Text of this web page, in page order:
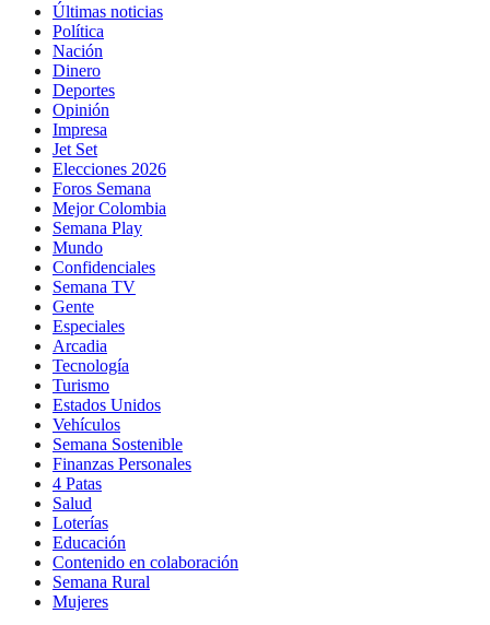
Últimas noticias
Política
Nación
Dinero
Deportes
Opinión
Impresa
Jet Set
Elecciones 2026
Foros Semana
Mejor Colombia
Semana Play
Mundo
Confidenciales
Semana TV
Gente
Especiales
Arcadia
Tecnología
Turismo
Estados Unidos
Vehículos
Semana Sostenible
Finanzas Personales
4 Patas
Salud
Loterías
Educación
Contenido en colaboración
Semana Rural
Mujeres